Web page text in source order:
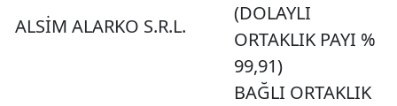
ALSİM ALARKO S.R.L.
(DOLAYLI
ORTAKLIK PAYI %
99,91)
BAĞLI ORTAKLIK